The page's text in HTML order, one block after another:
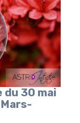
du 30 mai